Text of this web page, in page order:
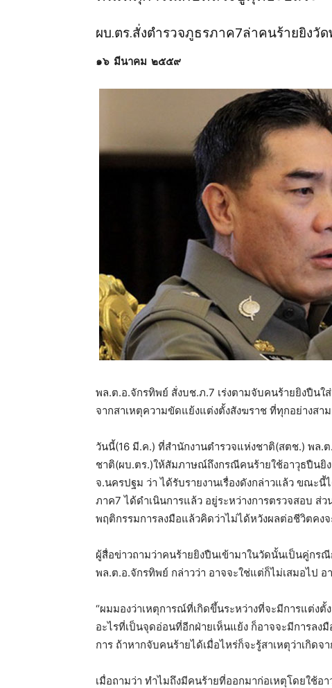
ผบ.ตร.สั่งตำรวจภูธรภาค7ล่าคนร้ายยิงวั
๑๖ มีนาคม ๒๕๕๙
พล.ต.อ.จักรทิพย์ สั่งบช.ภ.7 เร่งตามจับคนร้ายยิงปืนใ
จากสาเหตุความขัดแย้งแต่งตั้งสังฆราช ที่ทุกอย่างสา
วันนี้(16 มี.ค.) ที่สำนักงานตำรวจแห่งชาติ(สตช.) พล
ชาติ(ผบ.ตร.)ให้สัมภาษณ์ถึงกรณีคนร้ายใช้อาวุธปืนยิ
จ.นครปฐม ว่า ได้รับรายงานเรื่องดังกล่าวแล้ว ขณะ
ภาค7 ได้ดำเนินการแล้ว อยู่ระหว่างการตรวจสอบ
พฤติกรรมการลงมือแล้วคิดว่าไม่ได้หวังผลต่อชีวิตคง
ผู้สื่อข่าวถามว่าคนร้ายยิงปืนเข้ามาในวัดนั้นเป็นคู่กร
พล.ต.อ.จักรทิพย์ กล่าวว่า อาจจะใช่แต่ก็ไม่เสมอไป
“ผมมองว่าเหตุการณ์ที่เกิดขึ้นระหว่างที่จะมีการแต่ง
อะไรที่เป็นจุดอ่อนที่อีกฝ่ายเห็นแย้ง ก็อาจจะมีการล
การ ถ้าหากจับคนร้ายได้เมื่อไหร่ก็จะรู้สาเหตุว่าเกิดจ
เมื่อถามว่า ทำไมถึงมีคนร้ายที่ออกมาก่อเหตุโดยใช้